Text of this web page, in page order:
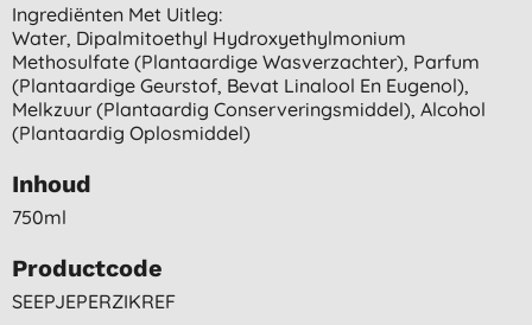
Ingrediënten Met Uitleg:
Water, Dipalmitoethyl Hydroxyethylmonium
Methosulfate (plantaardige Wasverzachter), Parfum
(plantaardige Geurstof, Bevat Linalool En Eugenol),
Melkzuur (plantaardig Conserveringsmiddel), Alcohol
(plantaardig Oplosmiddel)
Inhoud
750ml
Productcode
SEEPJEPERZIKREF